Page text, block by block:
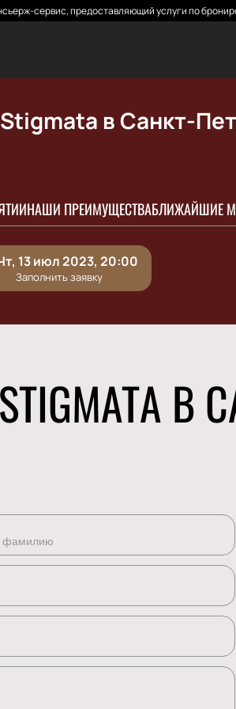
сервис, предоставляющий услуги по
в Санкт-
НАШИ ПРЕИМУЩЕСТВАБЛИЖАЙШИЕ
В